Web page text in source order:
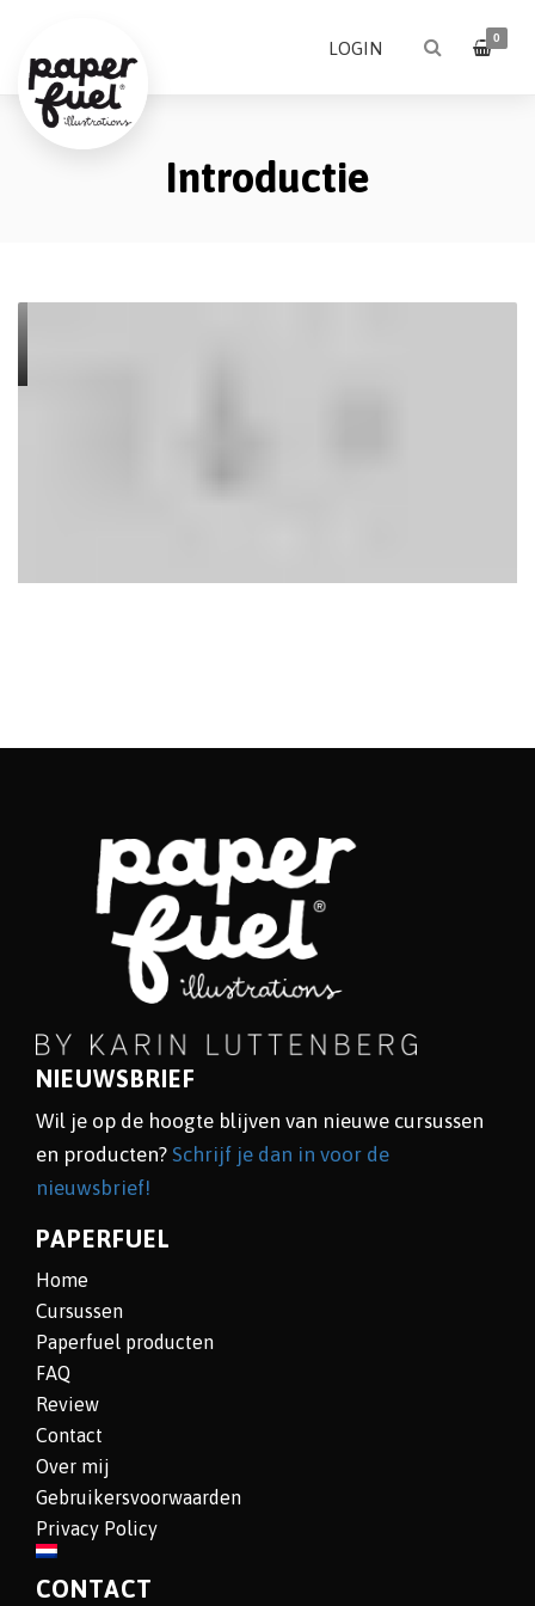
LOGIN 0
Introductie
NIEUWSBRIEF
Wil je op de hoogte blijven van nieuwe cursussen
en producten? Schrijf je dan in voor de
nieuwsbrief!
PAPERFUEL
Home
Cursussen
Paperfuel producten
FAQ
Review
Contact
Over mij
Gebruikersvoorwaarden
Privacy Policy
CONTACT